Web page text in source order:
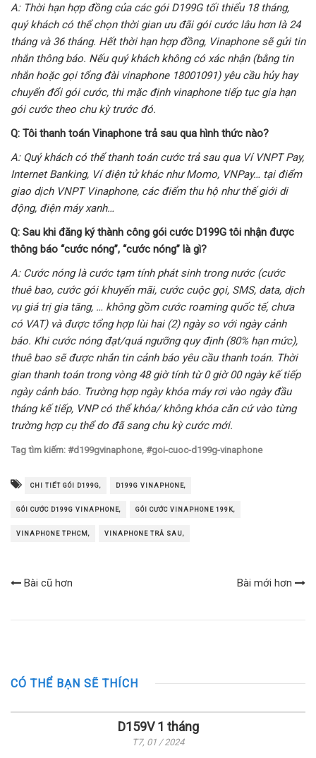
A: Thời hạn hợp đồng của các gói D199G tối thiểu 18 tháng,
quý khách có thể chọn thời gian ưu đãi gói cước lâu hơn là 24
tháng và 36 tháng. Hết thời hạn hợp đồng, Vinaphone sẽ gửi tin
nhắn thông báo. Nếu quý khách không có xác nhận (bằng tin
nhắn hoặc gọi tổng đài vinaphone 18001091) yêu cầu hủy hay
chuyển đổi gói cước, thi mặc định vinaphone tiếp tục gia hạn
gói cước theo chu kỳ trước đó.
Q: Tôi thanh toán Vinaphone trả sau qua hình thức nào?
A: Quý khách có thể thanh toán cước trả sau qua Ví VNPT Pay,
Internet Banking, Ví điện tử khác như Momo, VNPay… tại điểm
giao dịch VNPT Vinaphone, các điểm thu hộ như thế giới di
động, điện máy xanh…
Q: Sau khi đăng ký thành công gói cước D199G tôi nhận được
thông báo “cước nóng”, “cước nóng” là gì?
A: Cước nóng là cước tạm tính phát sinh trong nước (cước
thuê bao, cước gói khuyến mãi, cước cuộc gọi, SMS, data, dịch
vụ giá trị gia tăng, … không gồm cước roaming quốc tế, chưa
có VAT) và được tổng hợp lùi hai (2) ngày so với ngày cảnh
báo. Khi cước nóng đạt/quá ngưỡng quy định (80% hạn mức),
thuê bao sẽ được nhắn tin cảnh báo yêu cầu thanh toán. Thời
gian thanh toán trong vòng 48 giờ tính từ 0 giờ 00 ngày kế tiếp
ngày cảnh báo. Trường hợp ngày khóa máy rơi vào ngày đầu
tháng kế tiếp, VNP có thể khóa/ không khóa căn cứ vào từng
trường hợp cụ thể do đã sang chu kỳ cước mới.
Tag tìm kiếm: #d199gvinaphone, #goi-cuoc-d199g-vinaphone
CHI TIẾT GÓI D199G, D199G VINAPHONE,
GÓI CƯỚC D199G VINAPHONE, GÓI CƯỚC VINAPHONE 199K,
VINAPHONE TPHCM, VINAPHONE TRẢ SAU,
Bài cũ hơn Bài mới hơn
CÓ THỂ BẠN SẼ THÍCH
D159V 1 tháng
T7, 01 / 2024